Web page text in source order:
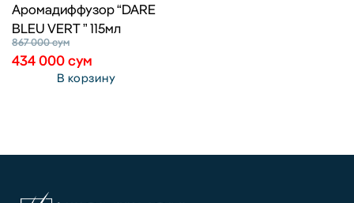
Аромадиффузор “DARE
BLEU VERT ” 115мл
867 000сум
434 000сум
В корзину